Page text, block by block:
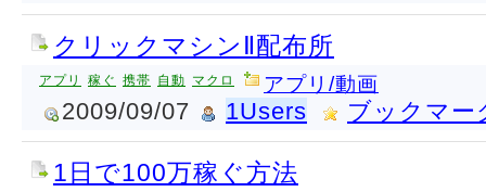
クリックマシンⅡ配布所
アプリ 稼ぐ 携帯 自動 マクロ アプリ/動画
2009/09/07 1Users ブックマー
1日で100万稼ぐ方法